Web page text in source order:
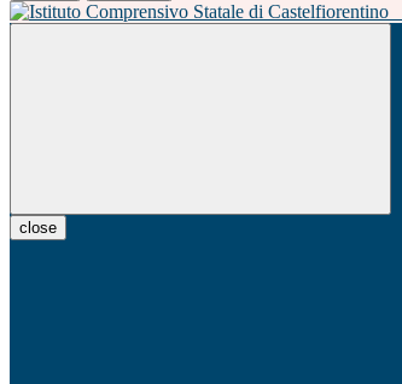
close